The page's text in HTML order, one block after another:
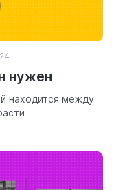
нужен
находится между